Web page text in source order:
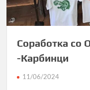
Соработка со
-Карбинци
11/06/2024